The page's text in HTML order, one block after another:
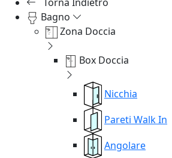
Bagno
Zona Doccia
Box Doccia
Nicchia
Pareti Walk In
Angolare